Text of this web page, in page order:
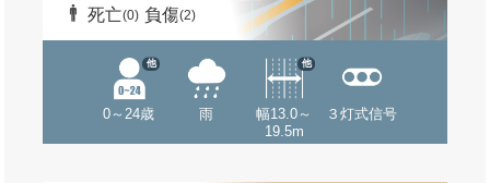
死亡(0) 負傷(2)
0～24歳
他
雨
幅13.0～
19.5m
他
３灯式信号